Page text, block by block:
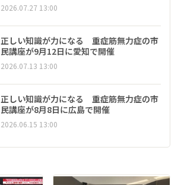
2026.07.27 13:00
正しい知識が力になる 重症筋無力症の市
民講座が9月12日に愛知で開催
2026.07.13 13:00
正しい知識が力になる 重症筋無力症の市
民講座が8月8日に広島で開催
2026.06.15 13:00